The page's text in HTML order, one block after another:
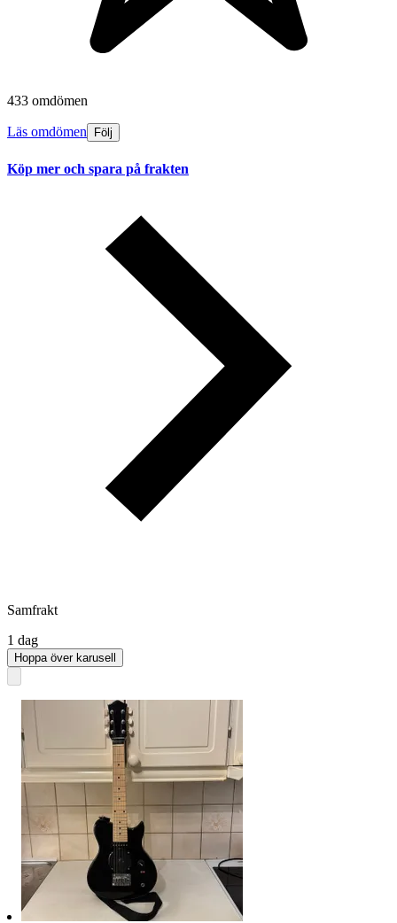
433 omdömen
Läs omdömen Följ
Köp mer och spara på frakten
Samfrakt
1 dag
Hoppa över karusell